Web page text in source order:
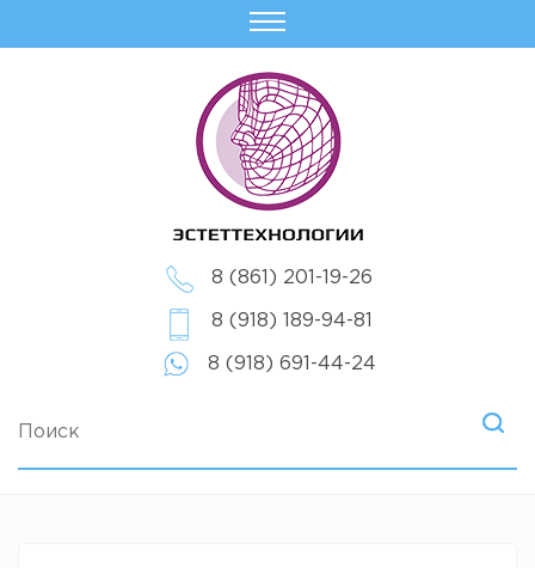
8 (861) 201-19-26
8 (918) 189-94-81
8 (918) 691-44-24